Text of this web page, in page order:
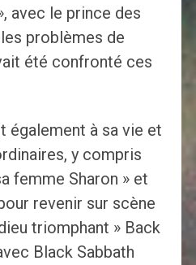
avec le prince des
problèmes de
été confronté ces
également à sa vie et
y compris
femme Sharon » et
revenir sur scène
triomphant » Back
Black Sabbath